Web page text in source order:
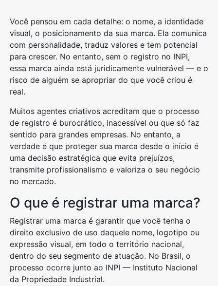
Você pensou em cada detalhe: o nome, a identidade
visual, o posicionamento da sua marca. Ela comunica
com personalidade, traduz valores e tem potencial
para crescer. No entanto, sem o registro no INPI,
essa marca ainda está juridicamente vulnerável — e o
risco de alguém se apropriar do que você criou é
real.
Muitos agentes criativos acreditam que o processo
de registro é burocrático, inacessível ou que só faz
sentido para grandes empresas. No entanto, a
verdade é que proteger sua marca desde o início é
uma decisão estratégica que evita prejuízos,
transmite profissionalismo e valoriza o seu negócio
no mercado.
O que é registrar uma marca?
Registrar uma marca é garantir que você tenha o
direito exclusivo de uso daquele nome, logotipo ou
expressão visual, em todo o território nacional,
dentro do seu segmento de atuação. No Brasil, o
processo ocorre junto ao INPI — Instituto Nacional
da Propriedade Industrial.